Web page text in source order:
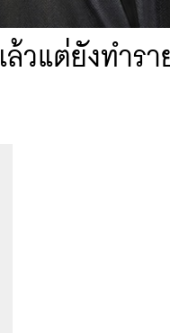
วแต่ยังทำรา